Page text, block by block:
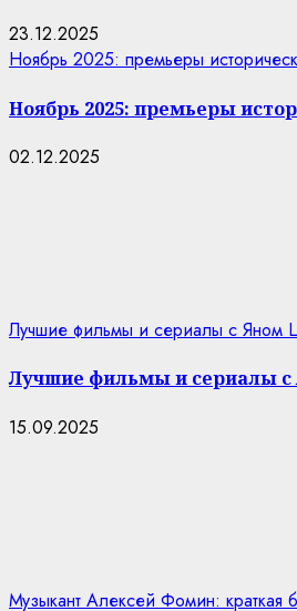
23.12.2025
Ноябрь 2025: премьеры
Ноябрь 2025: премьеры
02.12.2025
Лучшие фильмы и сериалы с Яном
Лучшие фильмы и сериалы с
15.09.2025
Музыкант Алексей Фомин: краткая